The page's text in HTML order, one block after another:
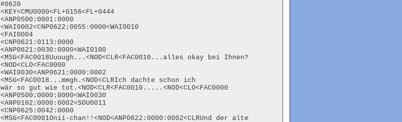
#0620
<KEY<CMU0000<FL+0156<FL+0444
<ANP0500:0001:0000
<WAI0002<CNP0622:0055:0000<WAI0010
<FAI0004
<CNP0621:0113:0000
<ANP0621:0030:0000<WAI0100
<MSG<FAC0018Uuuugh...<NOD<CLR<FAC0010...alles okay bei Ihnen?
<NOD<CLO<FAC0000
<WAI0030<ANP0621:0000:0002
<MSG<FAC0018...mmgh.<NOD<CLRIch dachte schon ich
wär so gut wie tot.<NOD<CLR<FAC0010.....<NOD<CLO<FAC0000
<ANP0500:0000:0000<WAI0030
<ANP0102:0000:0002<SOU0011
<CNP0625:0042:0000
<MSG<FAC0001Onii-chan!!<NOD<ANP0622:0000:0002<CLRUnd der alte